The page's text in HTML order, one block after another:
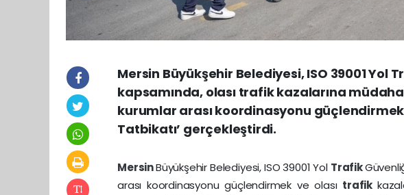
Mersin Büyükşehir Belediyesi, ISO 39001 Yol
kapsamında, olası trafik kazalarına
kurumlar arası koordinasyonu
Tatbikatı’ gerçekleştirdi.
MersinBüyükşehir Belediyesi, ISO 39001 Yol Trafik
arası koordinasyonu güçlendirmek ve olası trafik